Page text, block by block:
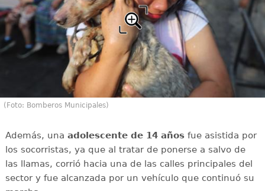
(Foto: Bomberos Municipales)
Además, una adolescente de 14 añosfue asistida por
los socorristas, ya que al tratar de ponerse a salvo de
las llamas, corrió hacia una de las calles principales del
sector y fue alcanzada por un vehículo que continuó su